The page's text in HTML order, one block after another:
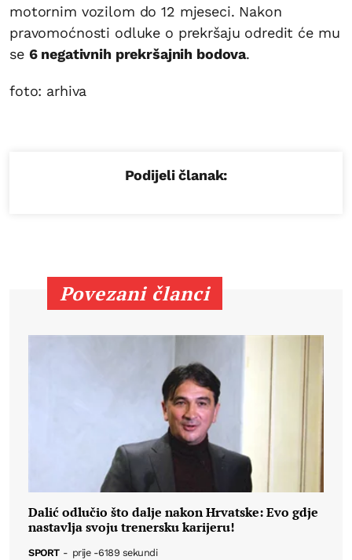
motornim vozilom do 12 mjeseci. Nakon
pravomoćnosti odluke o prekršaju odredit će mu
se 6 negativnih prekršajnih bodova.
foto: arhiva
Podijeli članak:
Povezani članci
Dalić odlučio što dalje nakon Hrvatske: Evo gdje
nastavlja svoju trenersku karijeru!
SPORT - prije -6189 sekundi